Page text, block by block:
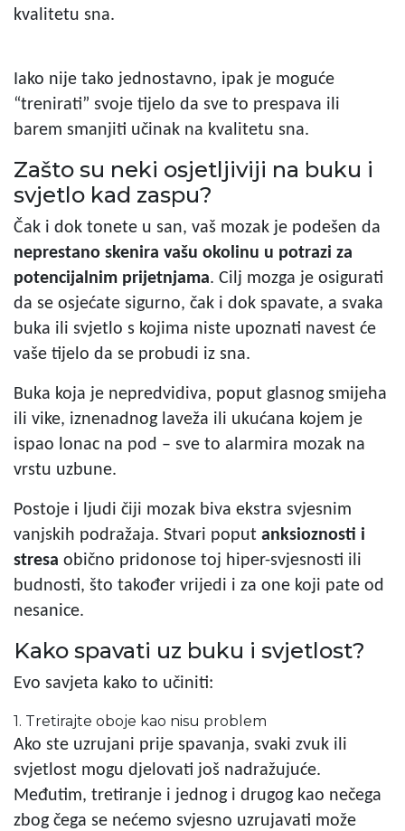
kvalitetu sna.
Iako nije tako jednostavno, ipak je moguće
“trenirati” svoje tijelo da sve to prespava ili
barem smanjiti učinak na kvalitetu sna.
Zašto su neki osjetljiviji na buku i
svjetlo kad zaspu?
Čak i dok tonete u san, vaš mozak je podešen da
neprestano skenira vašu okolinu u potrazi za
potencijalnim prijetnjama. Cilj mozga je osigurati
da se osjećate sigurno, čak i dok spavate, a svaka
buka ili svjetlo s kojima niste upoznati navest će
vaše tijelo da se probudi iz sna.
Buka koja je nepredvidiva, poput glasnog smijeha
ili vike, iznenadnog laveža ili ukućana kojem je
ispao lonac na pod – sve to alarmira mozak na
vrstu uzbune.
Postoje i ljudi čiji mozak biva ekstra svjesnim
vanjskih podražaja. Stvari poput anksioznosti i
stresa obično pridonose toj hiper-svjesnosti ili
budnosti, što također vrijedi i za one koji pate od
nesanice.
Kako spavati uz buku i svjetlost?
Evo savjeta kako to učiniti:
1. Tretirajte oboje kao nisu problem
Ako ste uzrujani prije spavanja, svaki zvuk ili
svjetlost mogu djelovati još nadražujuće.
Međutim, tretiranje i jednog i drugog kao nečega
zbog čega se nećemo svjesno uzrujavati može